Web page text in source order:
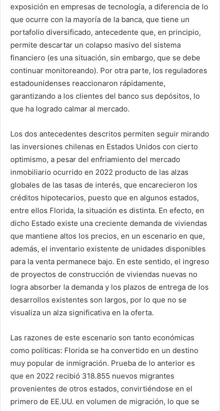
exposición en empresas de tecnología, a diferencia de lo
que ocurre con la mayoría de la banca, que tiene un
portafolio diversificado, antecedente que, en principio,
permite descartar un colapso masivo del sistema
financiero (es una situación, sin embargo, que se debe
continuar monitoreando). Por otra parte, los reguladores
estadounidenses reaccionaron rápidamente,
garantizando a los clientes del banco sus depósitos, lo
que ha logrado calmar al mercado.
Los dos antecedentes descritos permiten seguir mirando
las inversiones chilenas en Estados Unidos con cierto
optimismo, a pesar del enfriamiento del mercado
inmobiliario ocurrido en 2022 producto de las alzas
globales de las tasas de interés, que encarecieron los
créditos hipotecarios, puesto que en algunos estados,
entre ellos Florida, la situación es distinta. En efecto, en
dicho Estado existe una creciente demanda de viviendas
que mantiene altos los precios, en un escenario en que,
además, el inventario existente de unidades disponibles
para la venta permanece bajo. En este sentido, el ingreso
de proyectos de construcción de viviendas nuevas no
logra absorber la demanda y los plazos de entrega de los
desarrollos existentes son largos, por lo que no se
visualiza un alza significativa en la oferta.
Las razones de este escenario son tanto económicas
como políticas: Florida se ha convertido en un destino
muy popular de inmigración. Prueba de lo anterior es
que en 2022 recibió 318.855 nuevos migrantes
provenientes de otros estados, convirtiéndose en el
primero de EE.UU. en volumen de migración, lo que se